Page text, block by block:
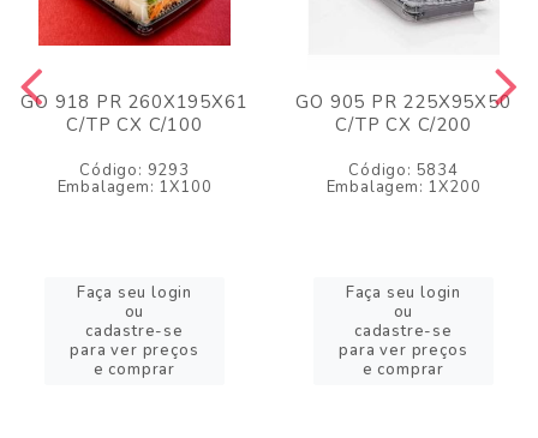
GO 918 PR 260X195X61
C/TP CX C/100
Código: 9293
Embalagem: 1X100
Faça seu login
ou
cadastre-se
para ver preços
e comprar
GO 905 PR 225X95X50
C/TP CX C/200
Código: 5834
Embalagem: 1X200
Faça seu login
ou
cadastre-se
para ver preços
e comprar